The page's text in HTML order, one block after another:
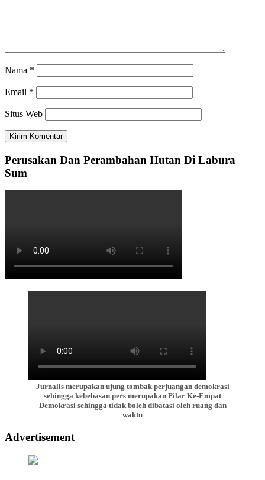
Nama *
Email *
Situs Web
Perusakan Dan Perambahan Hutan Di Labura
Sum
Jurnalis merupakan ujung tombak perjuangan demokrasi
sehingga kebebasan pers merupakan Pilar Ke-Empat
Demokrasi sehingga tidak boleh dibatasi oleh ruang dan
waktu
Advertisement